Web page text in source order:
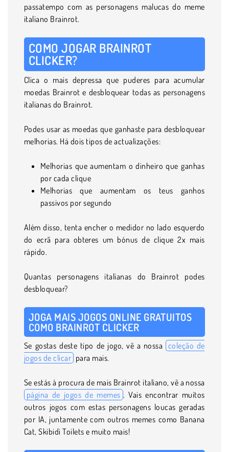
passatempo com as personagens malucas do meme
italiano Brainrot.
COMO JOGAR BRAINROT
CLICKER?
Clica o mais depressa que puderes para acumular
moedas Brainrot e desbloquear todas as personagens
italianas do Brainrot.
Podes usar as moedas que ganhaste para desbloquear
melhorias. Há dois tipos de actualizações:
Melhorias que aumentam o dinheiro que ganhas
por cada clique
Melhorias que aumentam os teus ganhos
passivos por segundo
Além disso, tenta encher o medidor no lado esquerdo
do ecrã para obteres um bónus de clique 2x mais
rápido.
Quantas personagens italianas do Brainrot podes
desbloquear?
JOGA MAIS JOGOS ONLINE GRATUITOS
COMO BRAINROT CLICKER
Se gostas deste tipo de jogo, vê a nossa coleção de
jogos de clicar para mais.
Se estás à procura de mais Brainrot italiano, vê a nossa
página de jogos de memes . Vais encontrar muitos
outros jogos com estas personagens loucas geradas
por IA, juntamente com outros memes como Banana
Cat, Skibidi Toilets e muito mais!